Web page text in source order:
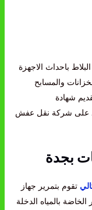
باحداث الاجهزة
والمسابح
شهادة
على شركة نقل عفش
بجدة
تقوم بتمرير جهاز
بالمياه الدخلة